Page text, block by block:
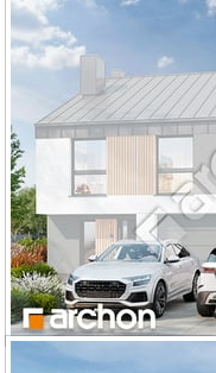
Dom pod miłorzębem 25 (GB)